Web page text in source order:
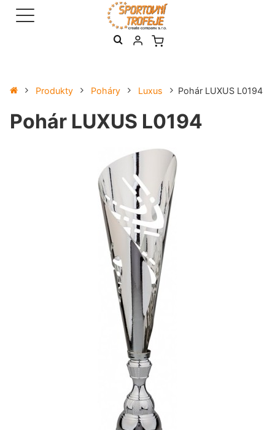
Produkty Poháry Luxus Pohár LUXUS L0194
Pohár LUXUS L0194